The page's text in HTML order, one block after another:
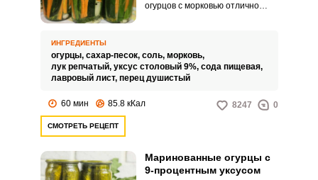
огурцов с морковью отлично
холодильник или темное
помещение. По этому рецепту
огурцы прекрасно хранятся в
любых условиях и при этом
хрустящими.
ИНГРЕДИЕНТЫ
огурцы, сахар-песок, соль, морковь,
лук репчатый, уксус столовый 9%, сода пищевая,
лавровый лист, перец душистый
60 мин 85.8 кКал 8247 0
СМОТРЕТЬ РЕЦЕПТ
Маринованные огурцы с
9-процентным уксусом